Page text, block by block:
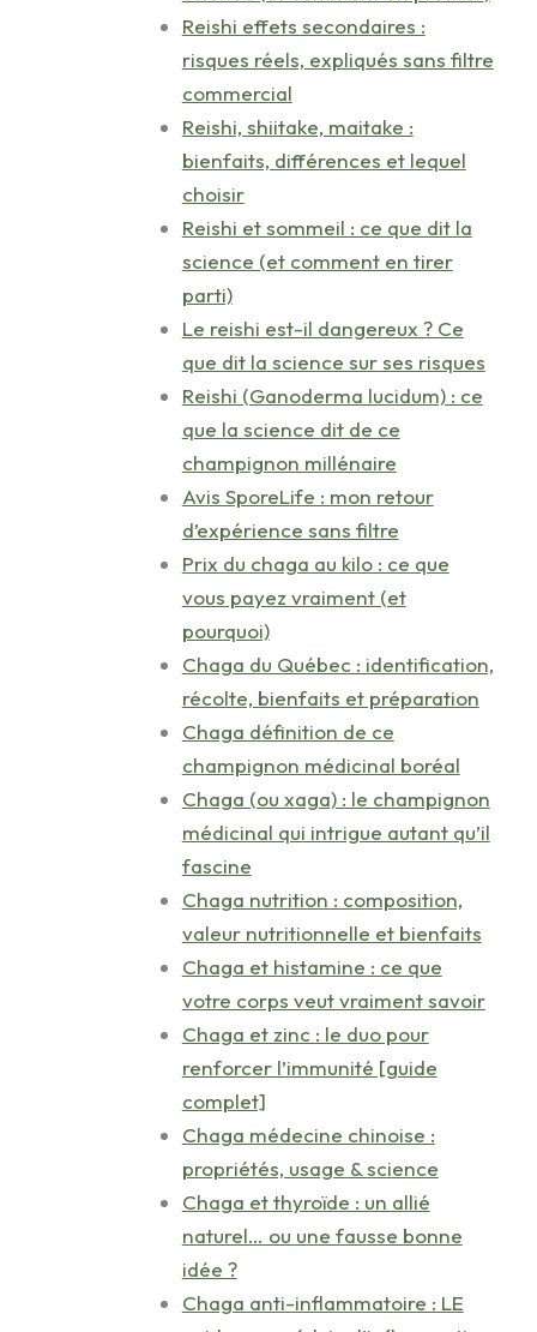
Reishi effets secondaires :
risques réels, expliqués sans filtre
commercial
Reishi, shiitake, maitake :
bienfaits, différences et lequel
choisir
Reishi et sommeil : ce que dit la
science (et comment en tirer
parti)
Le reishi est-il dangereux ? Ce
que dit la science sur ses risques
Reishi (Ganoderma lucidum) : ce
que la science dit de ce
champignon millénaire
Avis SporeLife : mon retour
d’expérience sans filtre
Prix du chaga au kilo : ce que
vous payez vraiment (et
pourquoi)
Chaga du Québec : identification,
récolte, bienfaits et préparation
Chaga définition de ce
champignon médicinal boréal
Chaga (ou xaga) : le champignon
médicinal qui intrigue autant qu’il
fascine
Chaga nutrition : composition,
valeur nutritionnelle et bienfaits
Chaga et histamine : ce que
votre corps veut vraiment savoir
Chaga et zinc : le duo pour
renforcer l’immunité [guide
complet]
Chaga médecine chinoise :
propriétés, usage & science
Chaga et thyroïde : un allié
naturel… ou une fausse bonne
idée ?
Chaga anti-inflammatoire : LE